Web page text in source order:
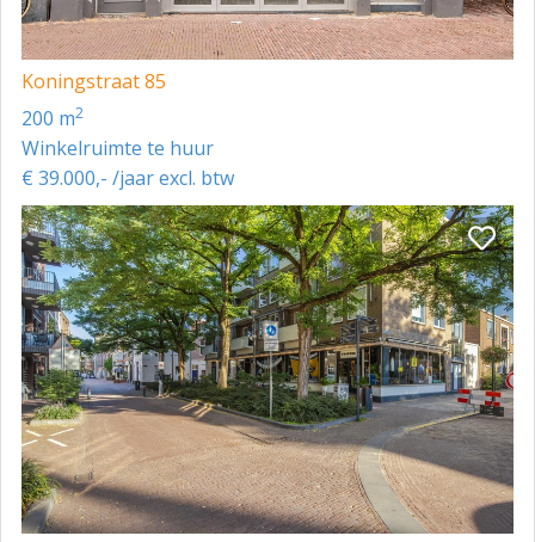
Koningstraat 85
200 m2
Winkelruimte te huur
€ 39.000,- /jaar excl. btw